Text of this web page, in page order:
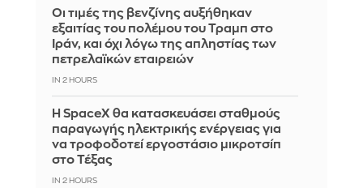
Οι τιμές της βενζίνης αυξήθηκαν
εξαιτίας του πολέμου του Τραμπ στο
Ιράν, και όχι λόγω της απληστίας των
πετρελαϊκών εταιρειών
IN 2 HOURS
Η SpaceX θα κατασκευάσει σταθμούς
παραγωγής ηλεκτρικής ενέργειας για
να τροφοδοτεί εργοστάσιο μικροτσίπ
στο Τέξας
IN 2 HOURS